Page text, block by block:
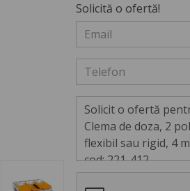
Solicită o ofertă!